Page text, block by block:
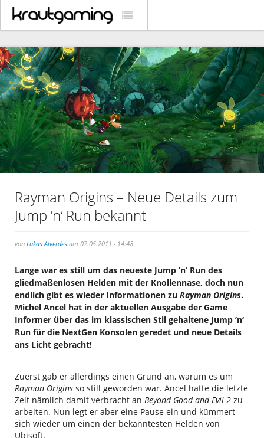
Rayman Origins – Neue Details zum
Jump ’n‘ Run bekannt
von Lukas Alverdes am 07.05.2011 - 14:48
Lange war es still um das neueste Jump ’n‘ Run des
gliedmaßenlosen Helden mit der Knollennase, doch nun
endlich gibt es wieder Informationen zu Rayman Origins.
Michel Ancel hat in der aktuellen Ausgabe der Game
Informer über das im klassischen Stil gehaltene Jump ’n‘
Run für die NextGen Konsolen geredet und neue Details
ans Licht gebracht!
Zuerst gab er allerdings einen Grund an, warum es um
Rayman Origins so still geworden war. Ancel hatte die letzte
Zeit nämlich damit verbracht an Beyond Good and Evil 2 zu
arbeiten. Nun legt er aber eine Pause ein und kümmert
sich wieder um einen der bekanntesten Helden von
Ubisoft.